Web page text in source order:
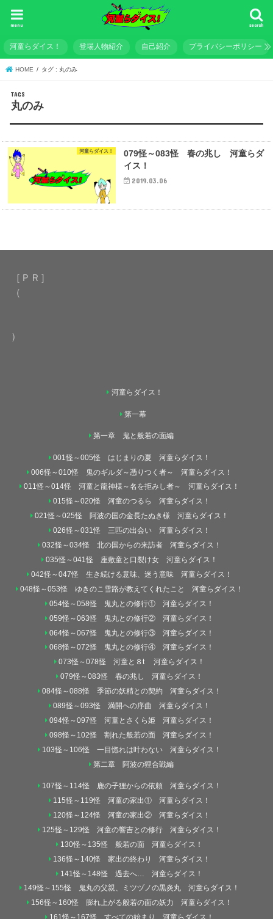
search
menu
河童らダイス！ 登場人物紹介 自己紹介 プライバシーポリシー
HOME タグ : 丸のみ
丸のみ
河童らダイス！
079怪～083怪 春の兆し 河童らダ
イス！
2019.03.06
［ＰＲ］
（
）
河童らダイス！
第一幕
第一章 鬼と般若の面編
001怪～005怪 はじまりの夏 河童らダイス！
006怪～010怪 鬼のギルダ～憑りつく者～ 河童らダイス！
011怪～014怪 河童と龍神様～名を拒みし者～ 河童らダイス！
015怪～020怪 河童のつるら 河童らダイス！
021怪～025怪 阿波の国の金長たぬき様 河童らダイス！
026怪～031怪 三匹の出会い 河童らダイス！
032怪～034怪 北の国からの来訪者 河童らダイス！
035怪～041怪 座敷童と口裂け女 河童らダイス！
042怪～047怪 生き続ける意味、迷う意味 河童らダイス！
048怪～053怪 ゆきのこ雪路が教えてくれたこと 河童らダイス！
054怪～058怪 鬼丸との修行① 河童らダイス！
059怪～063怪 鬼丸との修行② 河童らダイス！
064怪～067怪 鬼丸との修行③ 河童らダイス！
068怪～072怪 鬼丸との修行④ 河童らダイス！
073怪～078怪 河童と８t 河童らダイス！
079怪～083怪 春の兆し 河童らダイス！
084怪～088怪 季節の妖精との契約 河童らダイス！
089怪～093怪 満開への序曲 河童らダイス！
094怪～097怪 河童とさくら姫 河童らダイス！
098怪～102怪 割れた般若の面 河童らダイス！
103怪～106怪 一目惚れは叶わない 河童らダイス！
第二章 阿波の狸合戦編
107怪～114怪 鹿の子狸からの依頼 河童らダイス！
115怪～119怪 河童の家出① 河童らダイス！
120怪～124怪 河童の家出② 河童らダイス！
125怪～129怪 河童の響吉との修行 河童らダイス！
130怪～135怪 般若の面 河童らダイス！
136怪～140怪 家出の終わり 河童らダイス！
141怪～148怪 過去へ… 河童らダイス！
149怪～155怪 鬼丸の父親、ミツヅノの黒炎丸 河童らダイス！
156怪～160怪 膨れ上がる般若の面の妖力 河童らダイス！
161怪～167怪 すべての始まり 河童らダイス！